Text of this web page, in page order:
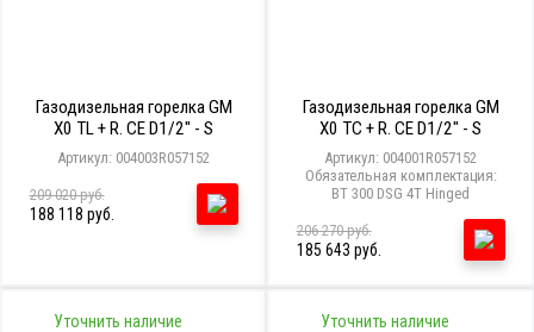
Газодизельная горелка GM
X0 TL + R. CE D1/2" - S
Артикул: 004003R057152
209 020 руб.
188 118 руб.
Газодизельная горелка GM
X0 TC + R. CE D1/2" - S
Артикул: 004001R057152
Обязательная комплектация:
BT 300 DSG 4T Hinged
206 270 руб.
185 643 руб.
Уточнить наличие Уточнить наличие